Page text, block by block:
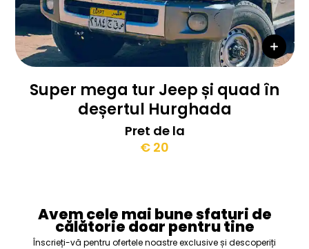
Super mega tur Jeep și quad în
deșertul Hurghada
Pret de la
€ 20
Avem cele mai bune sfaturi de
călătorie doar pentru tine
Înscrieți-vă pentru ofertele noastre exclusive și descoperiți